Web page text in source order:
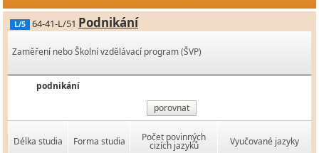
L/5 64-41-L/51 Podnikání
Zaměření nebo Školní vzdělávací program (ŠVP)
podnikání
porovnat
Délka studia Forma studia Počet povinných
cizích jazyků Vyučované jazyky